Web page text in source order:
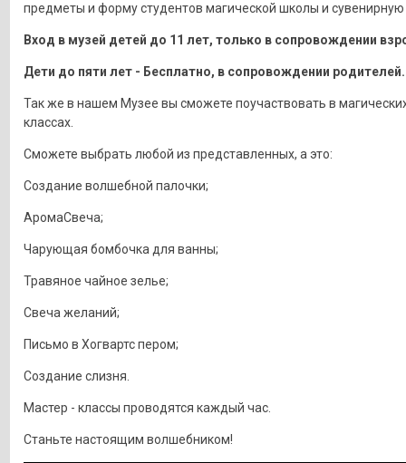
предметы и форму студентов магической школы и
Вход в музей детей до 11 лет, только в сопровождении
Дети до пяти лет - Бесплатно, в сопровождении родителей.
Так же в нашем Музее вы сможете поучаствовать в
классах.
Сможете выбрать любой из представленных, а это:
Создание волшебной палочки;
АромаСвеча;
Чарующая бомбочка для ванны;
Травяное чайное зелье;
Свеча желаний;
Письмо в Хогвартс пером;
Создание слизня.
Мастер - классы проводятся каждый час.
Станьте настоящим волшебником!